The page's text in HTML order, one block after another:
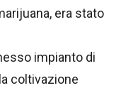
era stato
impianto di
coltivazione